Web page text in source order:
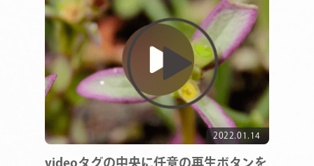
2022.01.14
videoタグの中央に任意の再生ボタンを